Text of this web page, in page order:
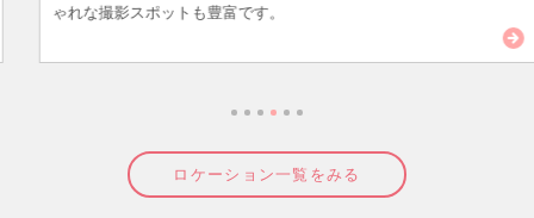
ゃれな撮影スポットも豊富です。
ロケーション一覧をみる